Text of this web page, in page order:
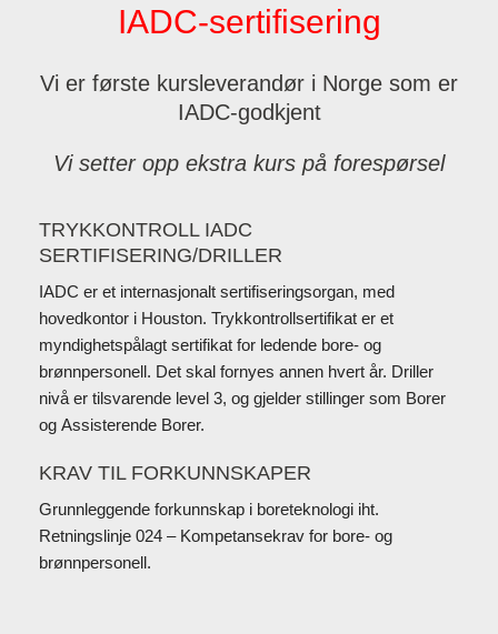
IADC-sertifisering
Vi er første kursleverandør i Norge som er
IADC-godkjent
Vi setter opp ekstra kurs på forespørsel
TRYKKONTROLL IADC
SERTIFISERING/DRILLER
IADC er et internasjonalt sertifiseringsorgan, med
hovedkontor i Houston. Trykkontrollsertifikat er et
myndighetspålagt sertifikat for ledende bore- og
brønnpersonell. Det skal fornyes annen hvert år. Driller
nivå er tilsvarende level 3, og gjelder stillinger som Borer
og Assisterende Borer.
KRAV TIL FORKUNNSKAPER
Grunnleggende forkunnskap i boreteknologi iht.
Retningslinje 024 – Kompetansekrav for bore- og
brønnpersonell.